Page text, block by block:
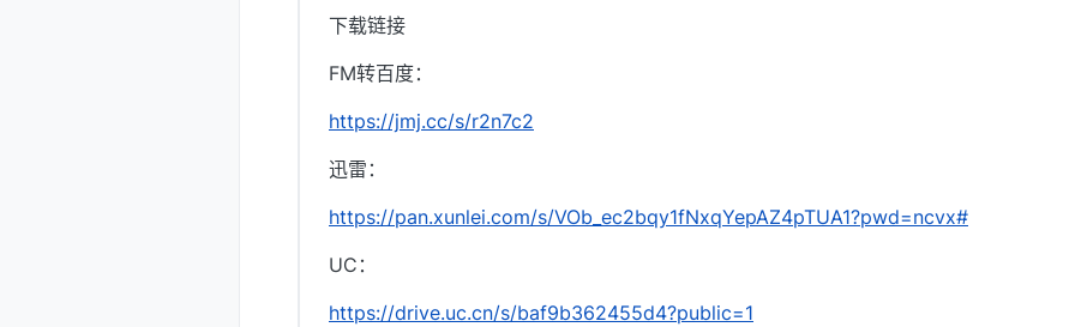
下载链接
FM转百度：
https://jmj.cc/s/r2n7c2
迅雷：
https://pan.xunlei.com/s/VOb_ec2bqy1fNxqYepAZ4pTUA1?pwd=ncvx#
UC：
https://drive.uc.cn/s/baf9b362455d4?public=1